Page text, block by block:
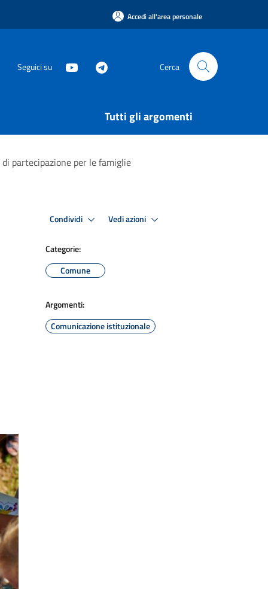
Accedi all'area personale
Seguici su Cerca
Tutti gli argomenti
partecipazione per le famiglie
Condividi Vedi azioni
Categorie:
Comune
Argomenti:
Comunicazione istituzionale